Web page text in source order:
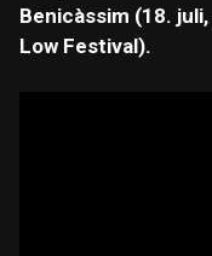
Benicàssim (18.
Low Festival).